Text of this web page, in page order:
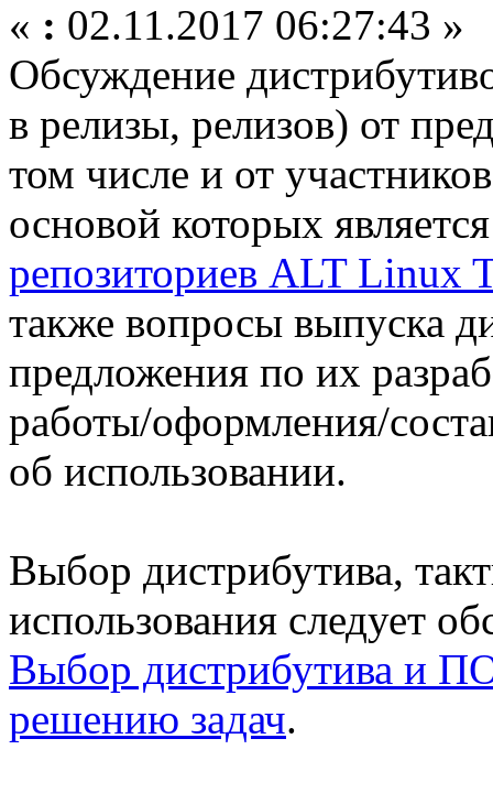
« : 02.11.2017 06:27:43 »
Обсуждение
в релизы, релизов) от
том числе и от
основой которых
репозиториев ALT Linux
также вопросы выпуска
предложения по их
работы/оформления/
об использовании.
Выбор дистрибутива,
использования следует
Выбор дистрибутива и
решению задач.